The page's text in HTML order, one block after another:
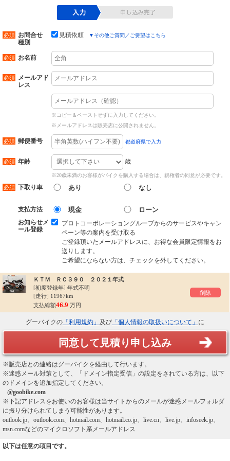
お問合せ
種別
見積依頼 ▼ その他ご質問／ご要望はこちら
お名前
メールアド
レス
※コピー＆ペーストせずに入力してください。
※メールアドレスは販売店に公開されません。
郵便番号 都道府県で入力
年齢 歳
※20歳未満のお客様がバイクを購入する場合は、親権者の同意が必要です。
下取り車 あり なし
支払方法 現金 ローン
お知らせメ
ール登録
プロトコーポレーショングループからのサービスやキャン
ペーン等の案内を受け取る
ご登録頂いたメールアドレスに、お得な会員限定情報をお
送りします。
ご希望にならない方は、チェックを外してください。
ＫＴＭ ＲＣ３９０ ２０２１年式
[初度登録年] 年式不明
[走行] 11967km
支払総額46.9 万円
削除
グーバイクの「利用規約」 及び「個人情報の取扱いについて」 に
同意して見積り申し込み
※販売店との連絡はグーバイクを経由して行います。
※迷惑メール対策として、「ドメイン指定受信」の設定をされている方は、以下
のドメインを追加指定してください。
@goobike.com
※下記アドレスをお使いのお客様は当サイトからのメールが迷惑メールフォルダ
に振り分けられてしまう可能性があります。
outlook.jp、outlook.com、hotmail.com、hotmail.co.jp、live.cn、live.jp、infoseek.jp、
msn.comなどのマイクロソフト系メールアドレス
以下は任意の項目です。